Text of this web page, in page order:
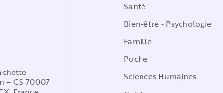
– CS 70007
Santé
Bien-être - Psychologie
Famille
Poche
Sciences Humaines